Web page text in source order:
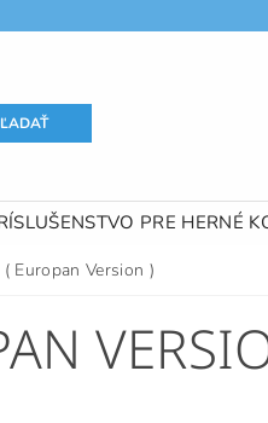
PRE HERNÉ
( Europan Version )